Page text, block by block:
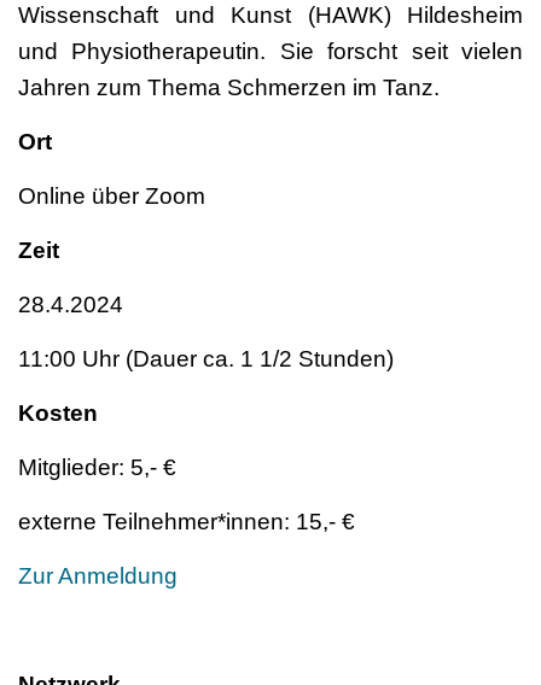
Wissenschaft und Kunst (HAWK) Hildesheim
und Physiotherapeutin. Sie forscht seit vielen
Jahren zum Thema Schmerzen im Tanz.
Ort
Online über Zoom
Zeit
28.4.2024
11:00 Uhr (Dauer ca. 1 1/2 Stunden)
Kosten
Mitglieder: 5,- €
externe Teilnehmer*innen: 15,- €
Zur Anmeldung